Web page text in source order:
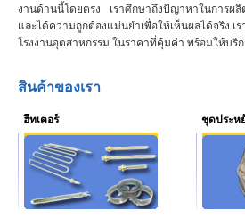
งานด้านนี้โดยตรง เราศึกษาถึงปัญาหาในการ
และได้ความถูกต้องแม่นยำเพื่อให้เห็นผลได้จริง
โรงงานอุตสาหกรรม ในราคาที่คุ้มค่า พร้อมให้บริ
สินค้าของเรา
ฮีทเตอร์ ชุดประห